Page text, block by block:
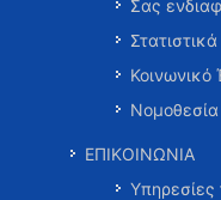
Σας
Στατιστικά
Κοινωνικό
Νομοθεσία
ΕΠΙΚΟΙΝΩΝΙΑ